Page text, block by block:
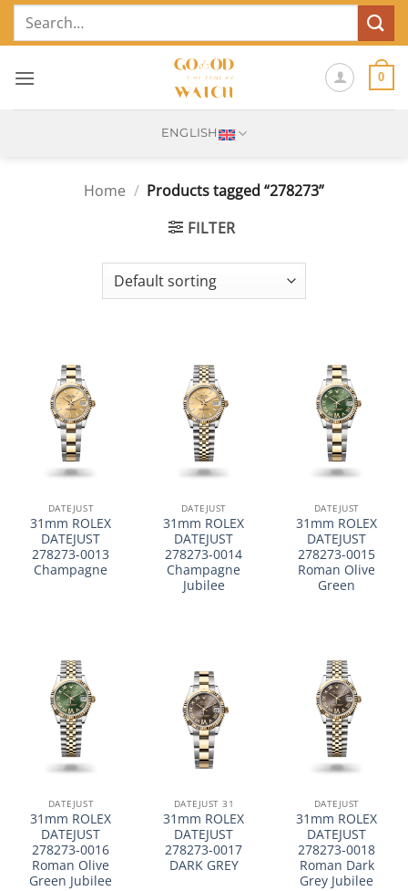
SkipSearch
0
ENGLISH
Home / Products tagged “278273”
FILTER
DATEJUST
31mm ROLEX
DATEJUST
278273-0013
Champagne
DATEJUST
31mm ROLEX
DATEJUST
278273-0014
Champagne
Jubilee
DATEJUST
31mm ROLEX
DATEJUST
278273-0015
Roman Olive
Green
DATEJUST
31mm ROLEX
DATEJUST
278273-0016
Roman Olive
Green Jubilee
DATEJUST 31
31mm ROLEX
DATEJUST
278273-0017
DARK GREY
DATEJUST
31mm ROLEX
DATEJUST
278273-0018
Roman Dark
Grey Jubilee